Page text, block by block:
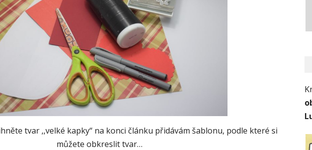
tvar ,,velké kapky“ na konci článku přidávám šablonu, podle které si
můžete obkreslit tvar…